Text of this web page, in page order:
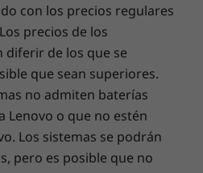
día y de noche
la atención
con los precios regulares
precios de los
de los que se
que sean superiores.
no admiten baterías
Lenovo o que no estén
Los sistemas se podrán
pero es posible que no